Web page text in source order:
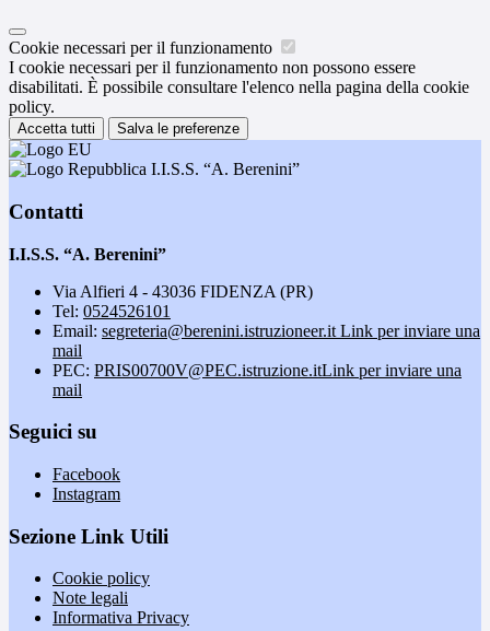
Cookie necessari per il funzionamento
I cookie necessari per il funzionamento non possono essere
disabilitati. È possibile consultare l'elenco nella pagina della cookie
policy.
Accetta tutti Salva le preferenze
I.I.S.S. “A. Berenini”
Contatti
I.I.S.S. “A. Berenini”
Via Alfieri 4 - 43036 FIDENZA (PR)
Tel: 0524526101
Email: segreteria@berenini.istruzioneer.it Link per inviare una
mail
PEC: PRIS00700V@PEC.istruzione.itLink per inviare una
mail
Seguici su
Facebook
Instagram
Sezione Link Utili
Cookie policy
Note legali
Informativa Privacy